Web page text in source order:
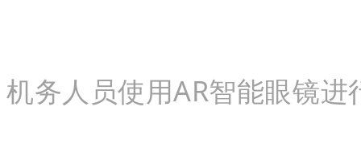
机务人员使用AR智能眼镜